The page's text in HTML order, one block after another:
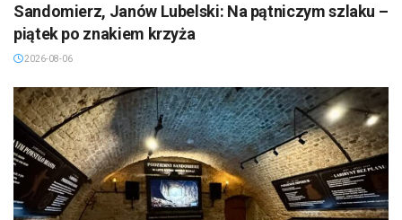
Sandomierz, Janów Lubelski: Na pątniczym szlaku –
piątek po znakiem krzyża
2026-08-06